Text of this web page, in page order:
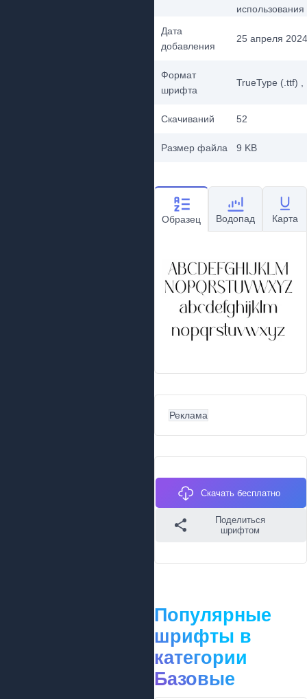
использования
Дата
добавления
25 апреля 2024
Формат
шрифта
TrueType (.ttf)
Скачиваний 52
Размер файла 9 KB
Образец Водопад Карта
Реклама
Скачать бесплатно
Поделиться
шрифтом
Популярные
шрифты в
категории
Базовые